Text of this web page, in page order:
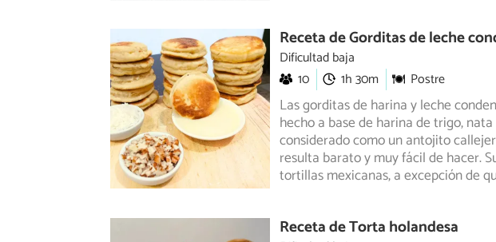
Receta de Gorditas de leche
Dificultad baja
10
1h 30m Postre
Las gorditas de harina y leche
hecho a base de harina de trigo,
consideradocomo un antojito
resulta barato y muy fácil de hacer.
tortillas mexicanas, a excepción de
Receta de Torta holandesa